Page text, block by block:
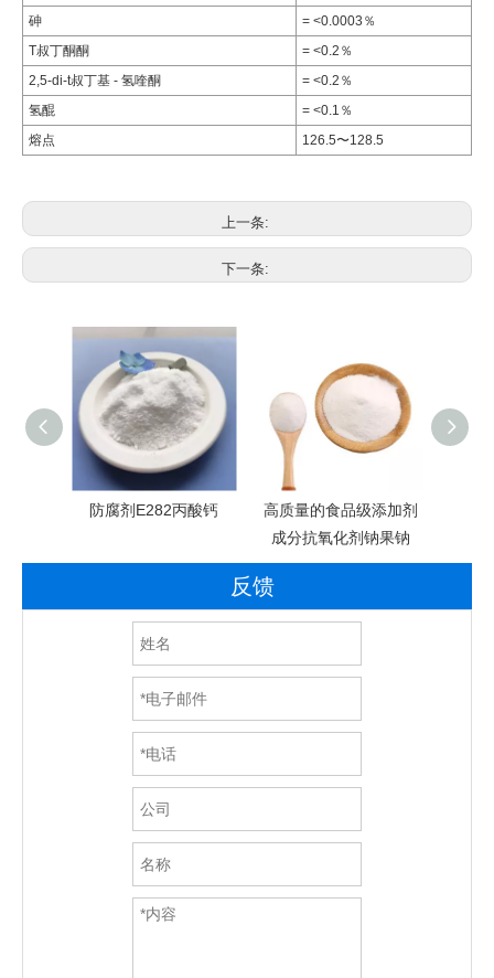
砷
= <0.0003％
T叔丁酮酮
= <0.2％
2,5-di-t叔丁基 - 氢喹酮
= <0.2％
氢醌
= <0.1％
熔点
126.5〜128.5
上一条:
下一条:
防腐剂E282丙酸钙
高质量的食品级添加剂
成分抗氧化剂钠果钠
反馈